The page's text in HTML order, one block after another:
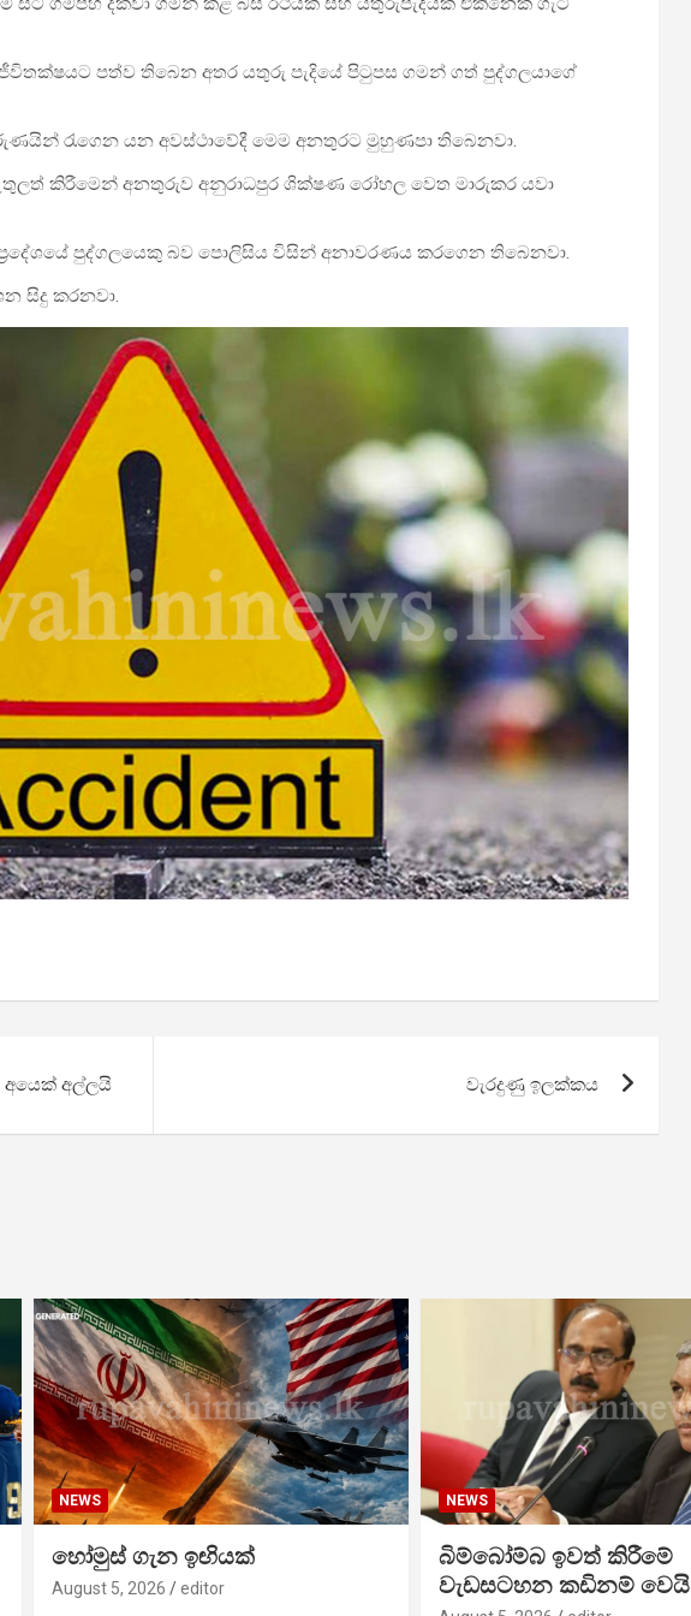
පත්ව තිබෙන අතර යතුරු පැදියේ පිටුපස ගමන් ගත් පුද්ගලයාගේ
රැගෙන යන අවස්ථාවේදී මෙම අනතුරට මුහුණපා තිබෙනවා.
කිරීමෙන් අනතුරුව අනුරාධපුර ශික්ෂණ රෝහල වෙත මාරුකර යවා
පුද්ගලයෙකු බව පොලිසිය විසින් අනාවරණය කරගෙන තිබෙනවා.
සිදු කරනවා.
අල්ලයි වැරදුණු ඉලක්කය
NEWS
හෝමුස් ගැන ඉඟියක්
August 5, 2026 editor
NEWS
බිම්බෝම්බ ඉවත් කිරීමේ
වැඩසටහන කඩිනම් වෙයි